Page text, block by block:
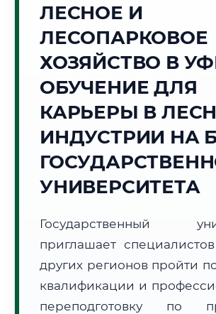
Г. УФА
Точное местное время:
07:33:35
Четверг, 6 Августа
Погода в г. Уфа:
🌅 Восход:05:35 🌇
Световой день: 15 ч. 33 мин.
📍 Региональная справка
Субъект:
Тел. код:
Почтовые индексы:
Часовой пояс:
ЛЕСНОЕ И
ЛЕСОПАРКОВОЕ
ХОЗЯЙСТВО В
ОБУЧЕНИЕ ДЛЯ
КАРЬЕРЫ В
ИНДУСТРИИ НА
УНИВЕРСИТЕТА
Государственный
приглашает
других регионов пройти
квалификации и
переподготовку по